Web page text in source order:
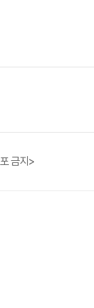
금지>